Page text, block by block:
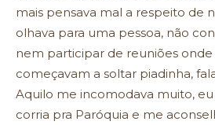
mais pensava mal a respeito de
olhava para uma pessoa, não
nem participar de reuniões onde
começavam a soltar piadinha,
Aquilo me incomodava muito,
corria pra Paróquia e me